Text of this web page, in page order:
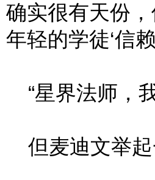
确实很有天份
年轻的学徒‘信赖
“星界法师，
但麦迪文举起